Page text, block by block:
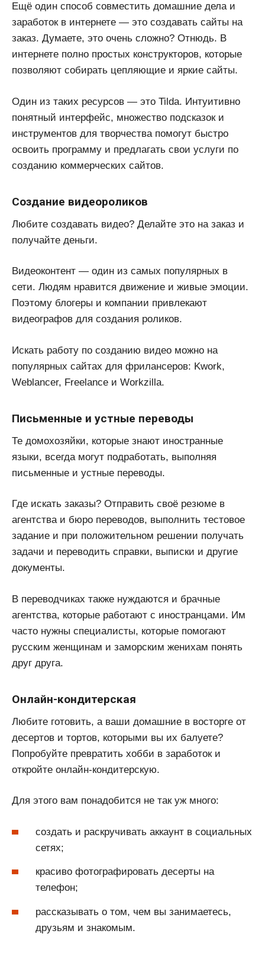
Ещё один способ совместить домашние дела и
заработок в интернете — это создавать сайты на
заказ. Думаете, это очень сложно? Отнюдь. В
интернете полно простых конструкторов, которые
позволяют собирать цепляющие и яркие сайты.
Один из таких ресурсов — это Tilda. Интуитивно
понятный интерфейс, множество подсказок и
инструментов для творчества помогут быстро
освоить программу и предлагать свои услуги по
созданию коммерческих сайтов.
Создание видеороликов
Любите создавать видео? Делайте это на заказ и
получайте деньги.
Видеоконтент — один из самых популярных в
сети. Людям нравится движение и живые эмоции.
Поэтому блогеры и компании привлекают
видеографов для создания роликов.
Искать работу по созданию видео можно на
популярных сайтах для фрилансеров: Kwork,
Weblancer, Freelance и Workzilla.
Письменные и устные переводы
Те домохозяйки, которые знают иностранные
языки, всегда могут подработать, выполняя
письменные и устные переводы.
Где искать заказы? Отправить своё резюме в
агентства и бюро переводов, выполнить тестовое
задание и при положительном решении получать
задачи и переводить справки, выписки и другие
документы.
В переводчиках также нуждаются и брачные
агентства, которые работают с иностранцами. Им
часто нужны специалисты, которые помогают
русским женщинам и заморским женихам понять
друг друга.
Онлайн-кондитерская
Любите готовить, а ваши домашние в восторге от
десертов и тортов, которыми вы их балуете?
Попробуйте превратить хобби в заработок и
откройте онлайн-кондитерскую.
Для этого вам понадобится не так уж много:
создать и раскручивать аккаунт в социальных
сетях;
красиво фотографировать десерты на
телефон;
рассказывать о том, чем вы занимаетесь,
друзьям и знакомым.